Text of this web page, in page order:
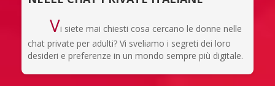
Vi siete mai chiesti cosa cercano le donne nelle
chat private per adulti? Vi sveliamo i segreti dei loro
desideri e preferenze in un mondo sempre più digitale.